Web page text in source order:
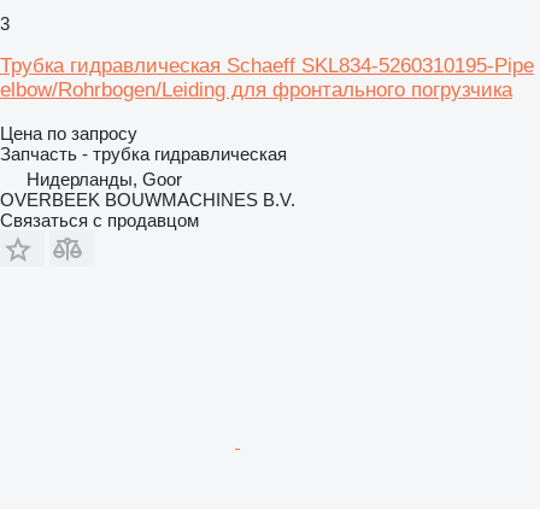
3
Трубка гидравлическая Schaeff SKL834-5260310195-Pipe
elbow/Rohrbogen/Leiding для фронтального погрузчика
Цена по запросу
Запчасть - трубка гидравлическая
Нидерланды, Goor
OVERBEEK BOUWMACHINES B.V.
Связаться с продавцом